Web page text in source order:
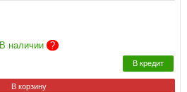
В наличии ?
В кредит